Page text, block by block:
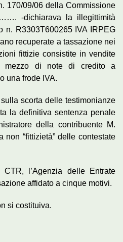
170/09/06 della Commissione
-dichiarava la illegittimità
n. R3303T600265 IVA IRPEG
recuperate a tassazione nei
fittizie consistite in vendite
mezzo di note di credito a
una frode IVA.
scorta delle testimonianze
la definitiva sentenza penale
della contribuente M.
non “fittizietà” delle contestate
l’Agenzia delle Entrate
affidato a cinque motivi.
si costituiva.